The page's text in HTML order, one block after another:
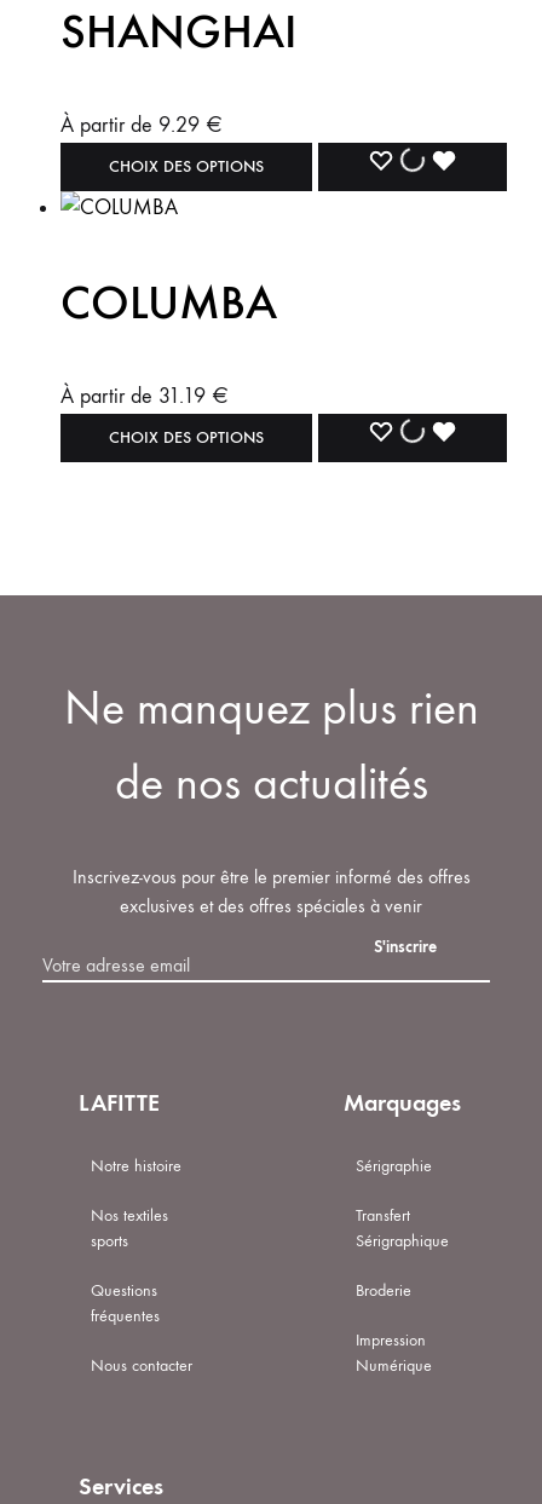
SHANGHAI
À partir de 9.29 €
CHOIX DES OPTIONS
COLUMBA
À partir de 31.19 €
CHOIX DES OPTIONS
Ne manquez plus rien
de nos actualités
Inscrivez-vous pour être le premier informé des offres
exclusives et des offres spéciales à venir
LAFITTE
Notre histoire
Nos textiles
sports
Questions
fréquentes
Nous contacter
Marquages
Sérigraphie
Transfert
Sérigraphique
Broderie
Impression
Numérique
Services